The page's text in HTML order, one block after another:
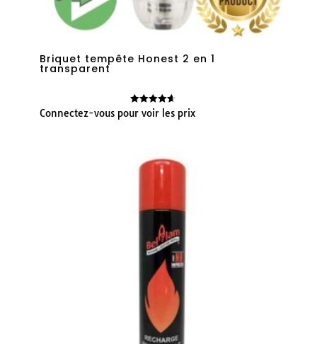
Briquet tempête Honest 2 en 1
transparent
Note
Connectez-vous pour voir les prix